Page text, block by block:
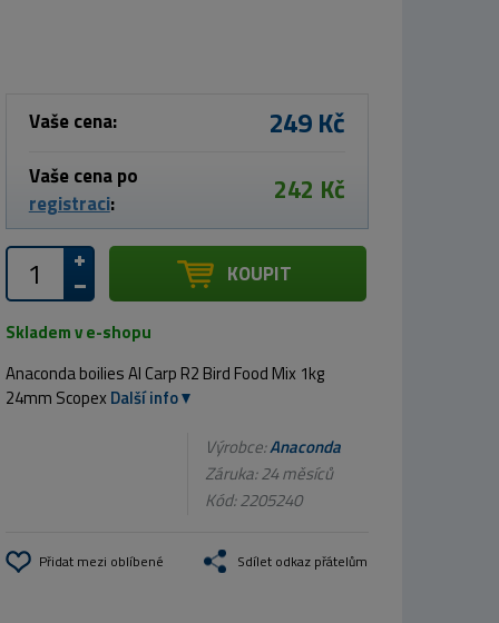
Vaše cena: 249 Kč
Vaše cena po
registraci: 242 Kč
KOUPIT
Skladem v e-shopu
Anaconda boilies AI Carp R2 Bird Food Mix 1kg
24mm Scopex Další info
Výrobce:Anaconda
Záruka: 24 měsíců
Kód:2205240
Přidat mezi oblíbené Sdílet odkaz přátelům